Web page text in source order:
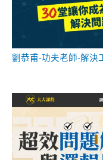
劉恭甫-功夫老師-解決